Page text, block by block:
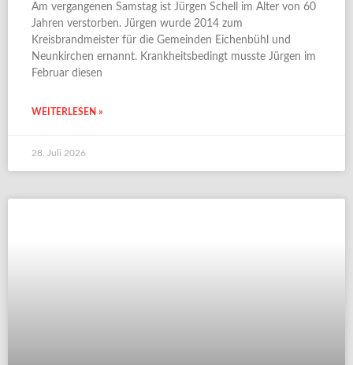
Am vergangenen Samstag ist Jürgen Schell im Alter von 60
Jahren verstorben. Jürgen wurde 2014 zum
Kreisbrandmeister für die Gemeinden Eichenbühl und
Neunkirchen ernannt. Krankheitsbedingt musste Jürgen im
Februar diesen
WEITERLESEN »
28. Juli 2026